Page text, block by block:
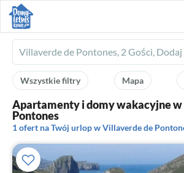
Ferienhausmiete
logo
Mapa
Wszystkie filtry
Apartamenty i domy wakacyjne
Pontones
1 ofert na Twój urlop w Villaverde de